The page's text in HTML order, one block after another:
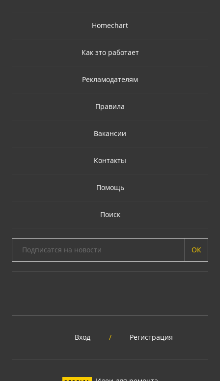
Homechart
Как это работает
Рекламодателям
Правила
Вакансии
Контакты
Помощь
Поиск
ОК
Вход / Регистрация